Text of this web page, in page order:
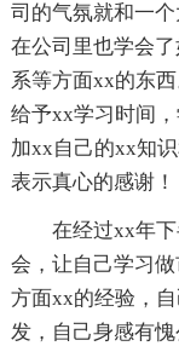
司的气氛就和一
在公司里也学会
系等方面xx的东
给予xx学习时间
加xx自己的xx知
表示真心的感谢！
在经过xx年
会，让自己学习
方面xx的经验，
发，自己身感有愧